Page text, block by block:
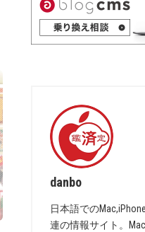
danbo
日本語での
連の情報サイト。